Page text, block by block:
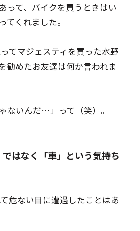
って、バイクを買うときはい
てくれました。
てマジェスティを買った水野
勧めたお友達は何か言われま
ないんだ…」って（笑）。
はなく「車」という気持ち
危ない目に遭遇したことはあ